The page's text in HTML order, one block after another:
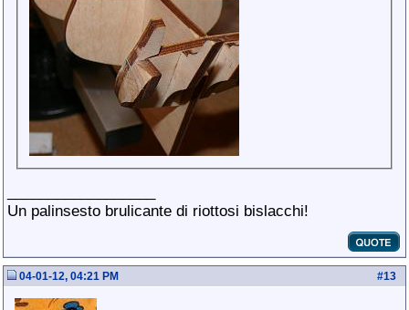
Un palinsesto brulicante di riottosi bislacchi!
#13
04-01-12, 04:21 PM